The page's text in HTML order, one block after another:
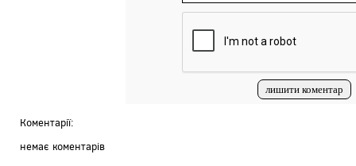
Коментарії:
немає коментарів